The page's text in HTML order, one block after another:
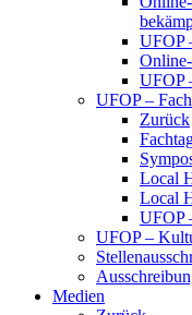
UFOP
UFOP
UFOP –
Zurück
Local
Local
UFOP
UFOP –
Medien